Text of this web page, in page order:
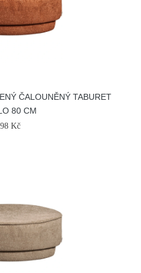
ČALOUNĚNÝ TABURET
80 CM
Kč